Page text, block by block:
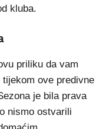
kluba.
priliku da vam
ove predivne
je bila prava
nismo ostvarili